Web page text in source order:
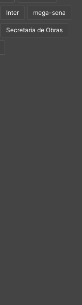
Inter mega-sena
Secretaria de Obras